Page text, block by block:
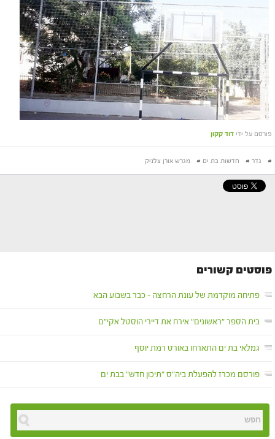
פורסם על ידי דוד קקון
# גדר # חדשות בת ים # מגרש אורן צלניק
פוסטים קשורים
פתיחה מוקדמת של עונת הרחצה – כבר בשבוע הבא
בית הספר "ראשונים" אירח את דיירי הוסטל אקי"ם
גמלאי בת ים התארחו באורט רמת יוסף
פורסם מכרז להפעלת ביה"ס "תיכון חדש" בבת ים